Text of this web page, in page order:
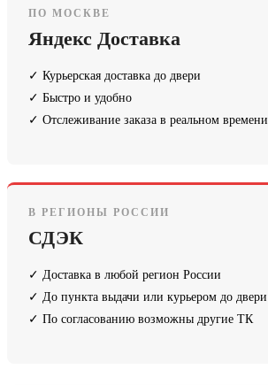
ПО МОСКВЕ
Яндекс Доставка
✓ Курьерская доставка до двери
✓ Быстро и удобно
✓ Отслеживание заказа в реальном времени
В РЕГИОНЫ РОССИИ
СДЭК
✓ Доставка в любой регион России
✓ До пункта выдачи или курьером до двери
✓ По согласованию возможны другие ТК